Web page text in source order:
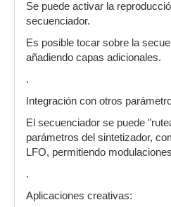
Se puede activar la
secuenciador.
Es posible tocar sobre la
añadiendo capas adicionales.
.
Integración con otros
El secuenciador se puede
parámetros del sintetizador,
LFO, permitiendo
.
Aplicaciones creativas: